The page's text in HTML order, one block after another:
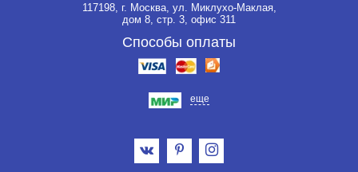
117198, г. Москва, ул. Миклухо-Маклая,
дом 8, стр. 3, офис 311
Способы оплаты
еще